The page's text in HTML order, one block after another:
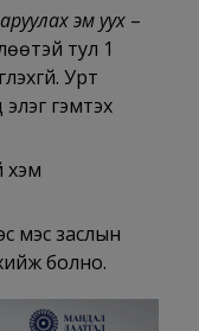
эм уух–
тул 1
Урт
гэмтэх
хэм
мэс заслын
болно.